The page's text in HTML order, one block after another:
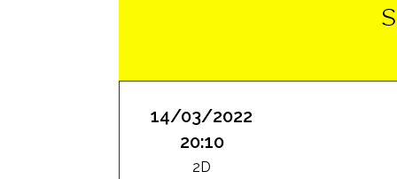
14/03/2022
20:10
2D